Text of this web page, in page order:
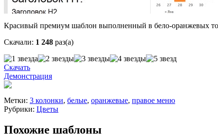
Красивый премиум шаблон выполненный в бело-оранжевых
Скачали: 1 248 раз(а)
Скачать
Демонстрация
Метки: 3 колонки, белые, оранжевые, правое меню
Рубрики: Цветы
Похожие шаблоны